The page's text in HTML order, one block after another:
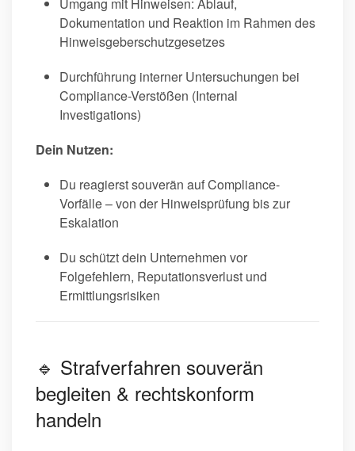
Umgang mit Hinweisen: Ablauf,
Dokumentation und Reaktion im Rahmen des
Hinweisgeberschutzgesetzes
Durchführung interner Untersuchungen bei
Compliance-Verstößen (Internal
Investigations)
Dein Nutzen:
Du reagierst souverän auf Compliance-
Vorfälle – von der Hinweisprüfung bis zur
Eskalation
Du schützt dein Unternehmen vor
Folgefehlern, Reputationsverlust und
Ermittlungsrisiken
🔹 Strafverfahren souverän
begleiten & rechtskonform
handeln